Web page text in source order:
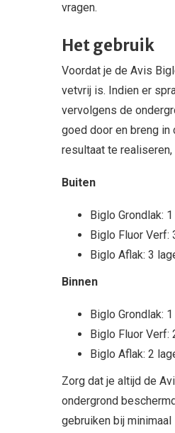
vragen.
Het gebruik
Voordat je de Avis
vetvrij is. Indien er
vervolgens de
goed door en breng in
resultaat te
Buiten
Biglo Grondlak:
Biglo Fluor Verf:
Biglo Aflak: 3
Binnen
Biglo Grondlak:
Biglo Fluor Verf:
Biglo Aflak: 2
Zorg dat je altijd de
ondergrond
gebruiken bij minimaal